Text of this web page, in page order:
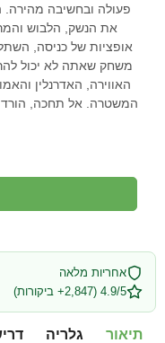
פעולה ובחשיבה
את הנשק, הלבוש
משחק שאתה לא יכול
האווירה, האדרנלין
המשטרה. אל תחכה,
אחריות מלאה
4.9/5 (2,847+ ביקורות)
תיאור גלריה